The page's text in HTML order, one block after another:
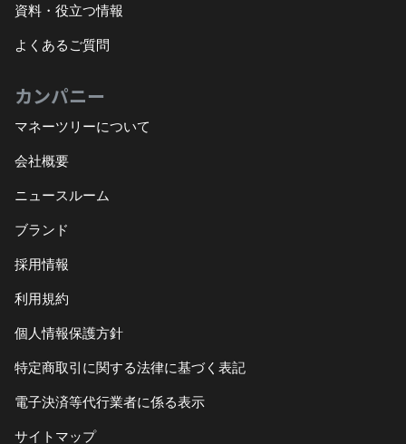
資料・役立つ情報
よくあるご質問
カンパニー
マネーツリーについて
会社概要
ニュースルーム
ブランド
採用情報
利用規約
個人情報保護方針
特定商取引に関する法律に基づく表記
電子決済等代行業者に係る表示
サイトマップ